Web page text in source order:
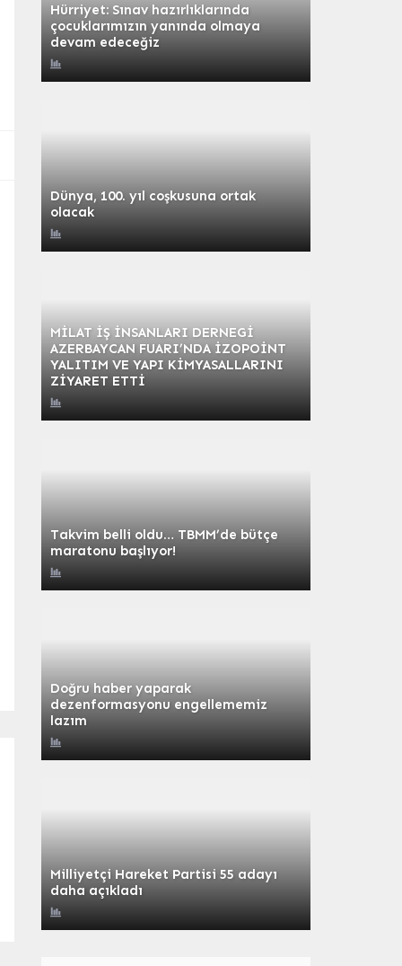
Hürriyet: Sınav hazırlıklarında
çocuklarımızın yanında olmaya
devam edeceğiz
Dünya, 100. yıl coşkusuna ortak
olacak
MİLAT İŞ İNSANLARI DERNEGİ
AZERBAYCAN FUARI’NDA İZOPOİNT
YALITIM VE YAPI KİMYASALLARINI
ZİYARET ETTİ
Takvim belli oldu… TBMM’de bütçe
maratonu başlıyor!
Doğru haber yaparak
dezenformasyonu engellememiz
lazım
Milliyetçi Hareket Partisi 55 adayı
daha açıkladı